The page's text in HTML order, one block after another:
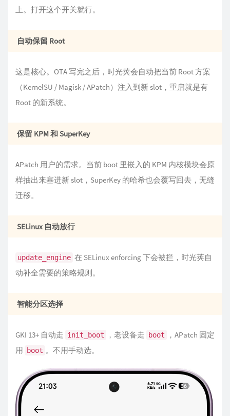
上。打开这个开关就行。
自动保留 Root
这是核心。OTA 写完之后，时光荚会自动把当前 Root 方案
（KernelSU / Magisk / APatch）注入到新 slot，重启就是有
Root 的新系统。
保留 KPM 和 SuperKey
APatch 用户的需求。当前 boot 里嵌入的 KPM 内核模块会原
样抽出来塞进新 slot，SuperKey 的哈希也会覆写回去，无缝
迁移。
SELinux 自动放行
update_engine 在 SELinux enforcing 下会被拦，时光荚自
动补全需要的策略规则。
智能分区选择
GKI 13+ 自动走 init_boot ，老设备走 boot
，APatch 固定
用
boot 。不用手动选。